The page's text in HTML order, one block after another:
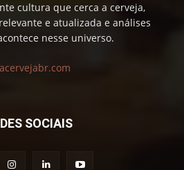
cultura que cerca a cerveja,
e atualizada e análises
nesse universo.
SOCIAIS